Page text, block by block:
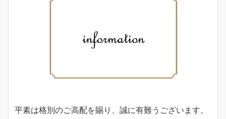
平素は格別のご高配を賜り、誠に有難うございます。